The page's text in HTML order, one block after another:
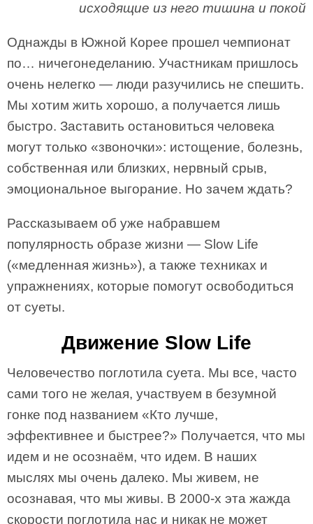
исходящие из него тишина и покой
Однажды в Южной Корее прошел чемпионат
по… ничегонеделанию. Участникам пришлось
очень нелегко — люди разучились не спешить.
Мы хотим жить хорошо, а получается лишь
быстро. Заставить остановиться человека
могут только «звоночки»: истощение, болезнь,
собственная или близких, нервный срыв,
эмоциональное выгорание. Но зачем ждать?
Рассказываем об уже набравшем
популярность образе жизни — Slow Life
(«медленная жизнь»), а также техниках и
упражнениях, которые помогут освободиться
от суеты.
Движение Slow Life
Человечество поглотила суета. Мы все, часто
сами того не желая, участвуем в безумной
гонке под названием «Кто лучше,
эффективнее и быстрее?» Получается, что мы
идем и не осознаём, что идем. В наших
мыслях мы очень далеко. Мы живем, не
осознавая, что мы живы. В 2000-х эта жажда
скорости поглотила нас и никак не может